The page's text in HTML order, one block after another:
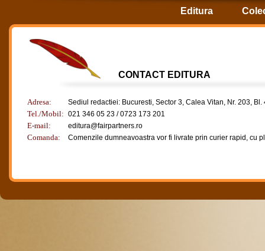
Editura
CONTACT EDITURA
Adresa: Sediul redactiei: Bucuresti, Sector 3, Calea Vitan, Nr. 203, Bl.
Tel./Mobil: 021 346 05 23 / 0723 173 201
E-mail: editura@fairpartners.ro
Comanda: Comenzile dumneavoastra vor fi livrate prin curier rapid, cu